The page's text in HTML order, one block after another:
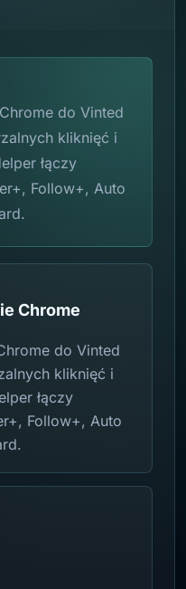
do Vinted
kliknięć i
łączy
Follow+, Auto
Chrome
do Vinted
kliknięć i
łączy
Follow+, Auto